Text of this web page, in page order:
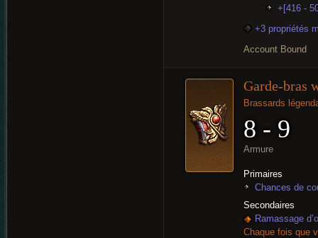
+[416 -
+3 propriétés
Account Bound
Garde-bras
Brassards
8 - 9
Armure
Primaires
Chances de
Secondaires
Ramassage
Chaque fois que